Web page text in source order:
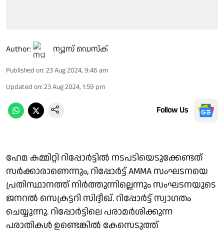
Author: ന്യൂസ് ഡെസ്ക്
Published on: 23 Aug 2024, 9:46 am
Updated on: 23 Aug 2024, 1:59 pm
Follow Us
ഹേമ കമ്മിറ്റി റിപ്പോർട്ടിൽ നടപടിയെടുക്കേണ്ടത്
സർക്കാരാണെന്നും, റിപ്പോർട്ട് AMMA സംഘടനയെ
പ്രതിസ്ഥാനത്ത് നിർത്തുന്നില്ലെന്നും സംഘടനയുടെ
ജനറൽ സെക്രട്ടറി സിദ്ദീഖ്. റിപ്പോർട്ട് സ്വാഗതം
ചെയ്യുന്നു. റിപ്പോർട്ടിലെ പരാമർശിക്കുന്ന
പരാതികൾ ഉണ്ടെങ്കിൽ കേസെടുത്ത്